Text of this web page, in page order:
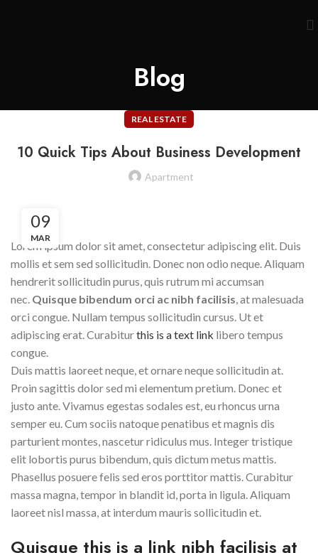
Blog
REAL ESTATE
10 Quick Tips About Business Development
Apartment
09
MAR
Lorem ipsum dolor sit amet, consectetur adipiscing elit. Duis
mollis et sem sed sollicitudin. Donec non odio neque. Aliquam
hendrerit sollicitudin purus, quis rutrum mi accumsan
nec. Quisque bibendum orci ac nibh facilisis, at malesuada
orci congue. Nullam tempus sollicitudin cursus. Ut et
adipiscing erat. Curabiturthis is a text link libero tempus
congue.
Duis mattis laoreet neque, et ornare neque sollicitudin at.
Proin sagittis dolor sed mi elementum pretium. Donec et
justo ante. Vivamus egestas sodales est, eu rhoncus urna
semper eu. Cum sociis natoque penatibus et magnis dis
parturient montes, nascetur ridiculus mus. Integer tristique
elit lobortis purus bibendum, quis dictum metus mattis.
Phasellus posuere felis sed eros porttitor mattis. Curabitur
massa magna, tempor in blandit id, porta in ligula. Aliquam
laoreet nisl massa, at interdum mauris sollicitudin et.
Quisque this is a link nibh facilisis at